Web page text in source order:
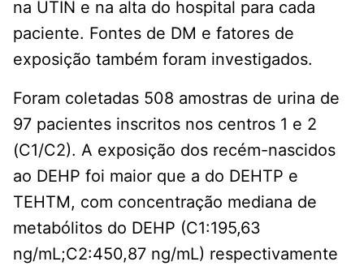
na UTIN e na alta do hospital para cada
paciente. Fontes de DM e fatores de
exposição também foram investigados.
Foram coletadas 508 amostras de urina de
97 pacientes inscritos nos centros 1 e 2
(C1/C2). A exposição dos recém-nascidos
ao DEHP foi maior que a do DEHTP e
TEHTM, com concentração mediana de
metabólitos do DEHP (C1:195,63
ng/mL;C2:450,87 ng/mL) respectivamente